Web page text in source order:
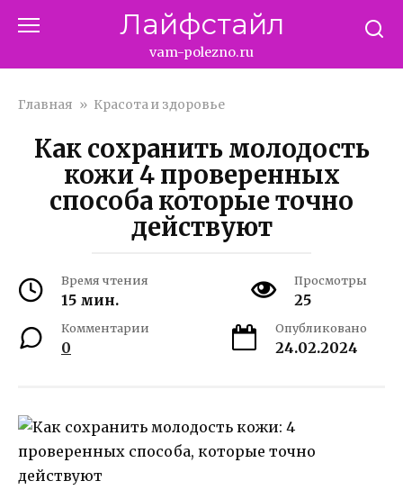
Лайфстайл
vam-polezno.ru
Главная » Красота и здоровье
Как сохранить молодость
кожи 4 проверенных
способа которые точно
действуют
Время чтения
15 мин.
Просмотры
25
Комментарии
0
Опубликовано
24.02.2024